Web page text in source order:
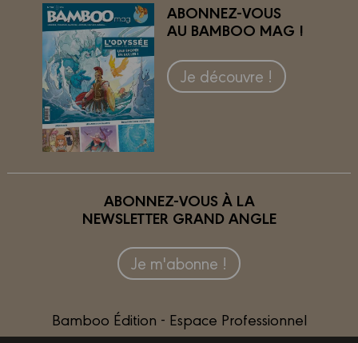
ABONNEZ-VOUS
AU BAMBOO MAG !
Je découvre !
ABONNEZ-VOUS À LA
NEWSLETTER GRAND ANGLE
Je m'abonne !
Bamboo Édition - Espace Professionnel